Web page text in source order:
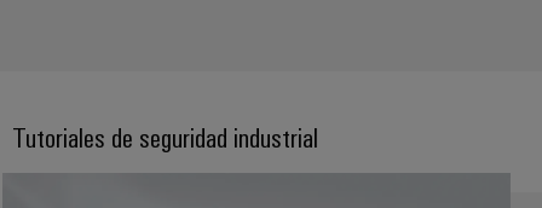
Tutoriales de seguridad industrial